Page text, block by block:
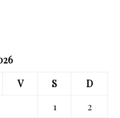
V S
D
1
2